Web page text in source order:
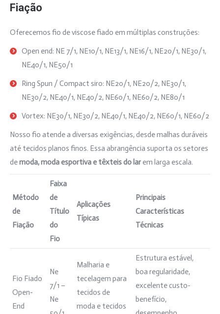
Fiação
Oferecemos fio de viscose fiado em múltiplas construções:
Open end: NE 7/1, NE10/1, NE13/1, NE16/1, NE20/1, NE30/1,
NE40/1, NE50/1
Ring Spun / Compact siro: NE20/1, NE20/2, NE30/1,
NE30/2, NE40/1, NE40/2, NE60/1, NE60/2, NE80/1
Vortex: NE30/1, NE30/2, NE40/1, NE40/2, NE60/1, NE60/2
Nosso fio atende a diversas exigências, desde malhas duráveis
até tecidos planos finos. Essa abrangência suporta os setores
demoda, moda esportiva e têxteis do lar em larga escala.
Método
de
Fiação
Faixa
de
Título
do
Fio
Aplicações
Típicas
Principais
Características
Técnicas
Fio Fiado
Open-
End
Ne
7/1 –
Ne
Malharia e
tecelagem para
tecidos de
moda e tecidos
Estrutura estável,
boa regularidade,
excelente custo-
benefício,